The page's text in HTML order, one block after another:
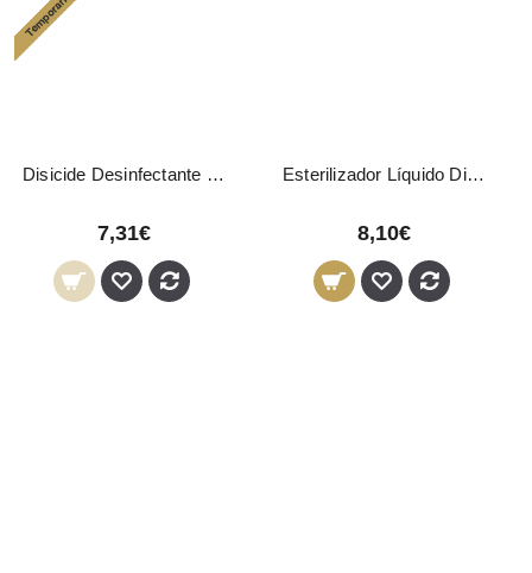
Disicide Desinfectante Spray 300ml
7,31€
Esterilizador Líquido Disicide 160ml
8,10€